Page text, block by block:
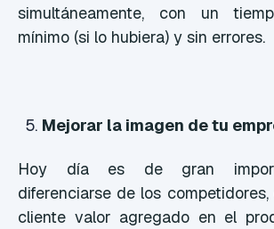
simultáneamente, con un
mínimo (si lo hubiera) y sin errores.
Mejorar la imagen de tu
Hoy día es de gran
diferenciarse de los
cliente valor agregado en el